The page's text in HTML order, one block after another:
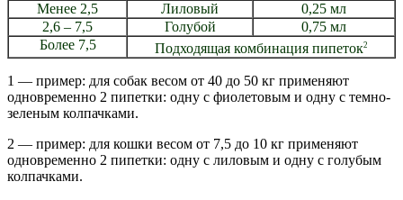
Менее 2,5
Лиловый
0,25 мл
2,6 – 7,5
Голубой
0,75 мл
Более 7,5
Подходящая комбинация пипеток2
1 — пример: для собак весом от 40 до 50 кг применяют
одновременно 2 пипетки: одну с фиолетовым и одну с темно-
зеленым колпачками.
2 — пример: для кошки весом от 7,5 до 10 кг применяют
одновременно 2 пипетки: одну с лиловым и одну с голубым
колпачками.